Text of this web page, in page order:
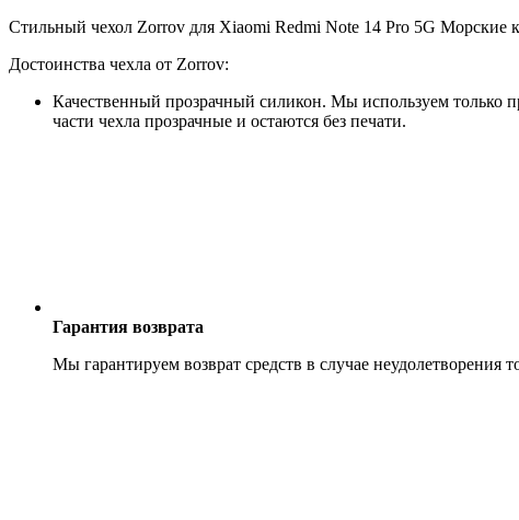
Стильный чехол Zorrov для Xiaomi Redmi Note 14 Pro 5G Морские
Достоинства чехла от Zorrov:
Качественный прозрачный силикон. Мы используем только
части чехла прозрачные и остаются без печати.
Гарантия возврата
Мы гарантируем возврат средств в случае неудолетворения